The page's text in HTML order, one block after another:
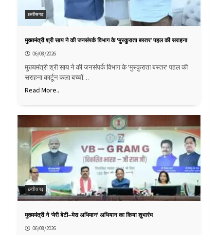
छत्तीसगढ़
मुख्यमंत्री श्री साय ने की जनसंपर्क विभाग के ‘मुस्कुराता बस्तर’ पहल की सराहना
06/08/2026
मुख्यमंत्री श्री साय ने की जनसंपर्क विभाग के 'मुस्कुराता बस्तर' पहल की
सराहना कार्टून कला बच्चों…
Read More..
छत्तीसगढ़
मुख्यमंत्री ने ‘मेरी बेटी–मेरा अभिमान’ अभियान का किया शुभारंभ
06/08/2026